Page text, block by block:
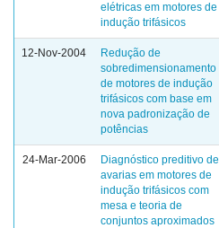
elétricas em motores de
indução trifásicos
12-Nov-2004
Redução de
sobredimensionamento
de motores de indução
trifásicos com base em
nova padronização de
potências
24-Mar-2006
Diagnóstico preditivo de
avarias em motores de
indução trifásicos com
mesa e teoria de
conjuntos aproximados